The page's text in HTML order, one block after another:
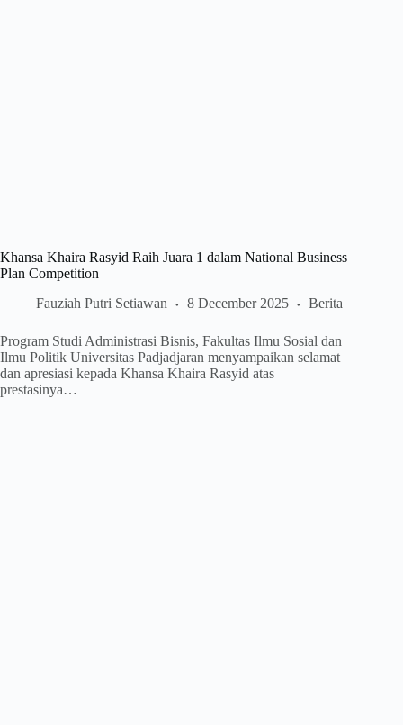
Khansa Khaira Rasyid Raih Juara 1 dalam National Business
Plan Competition
Fauziah Putri Setiawan
8 December 2025 Berita
Program Studi Administrasi Bisnis, Fakultas Ilmu Sosial dan
Ilmu Politik Universitas Padjadjaran menyampaikan selamat
dan apresiasi kepada Khansa Khaira Rasyid atas
prestasinya…